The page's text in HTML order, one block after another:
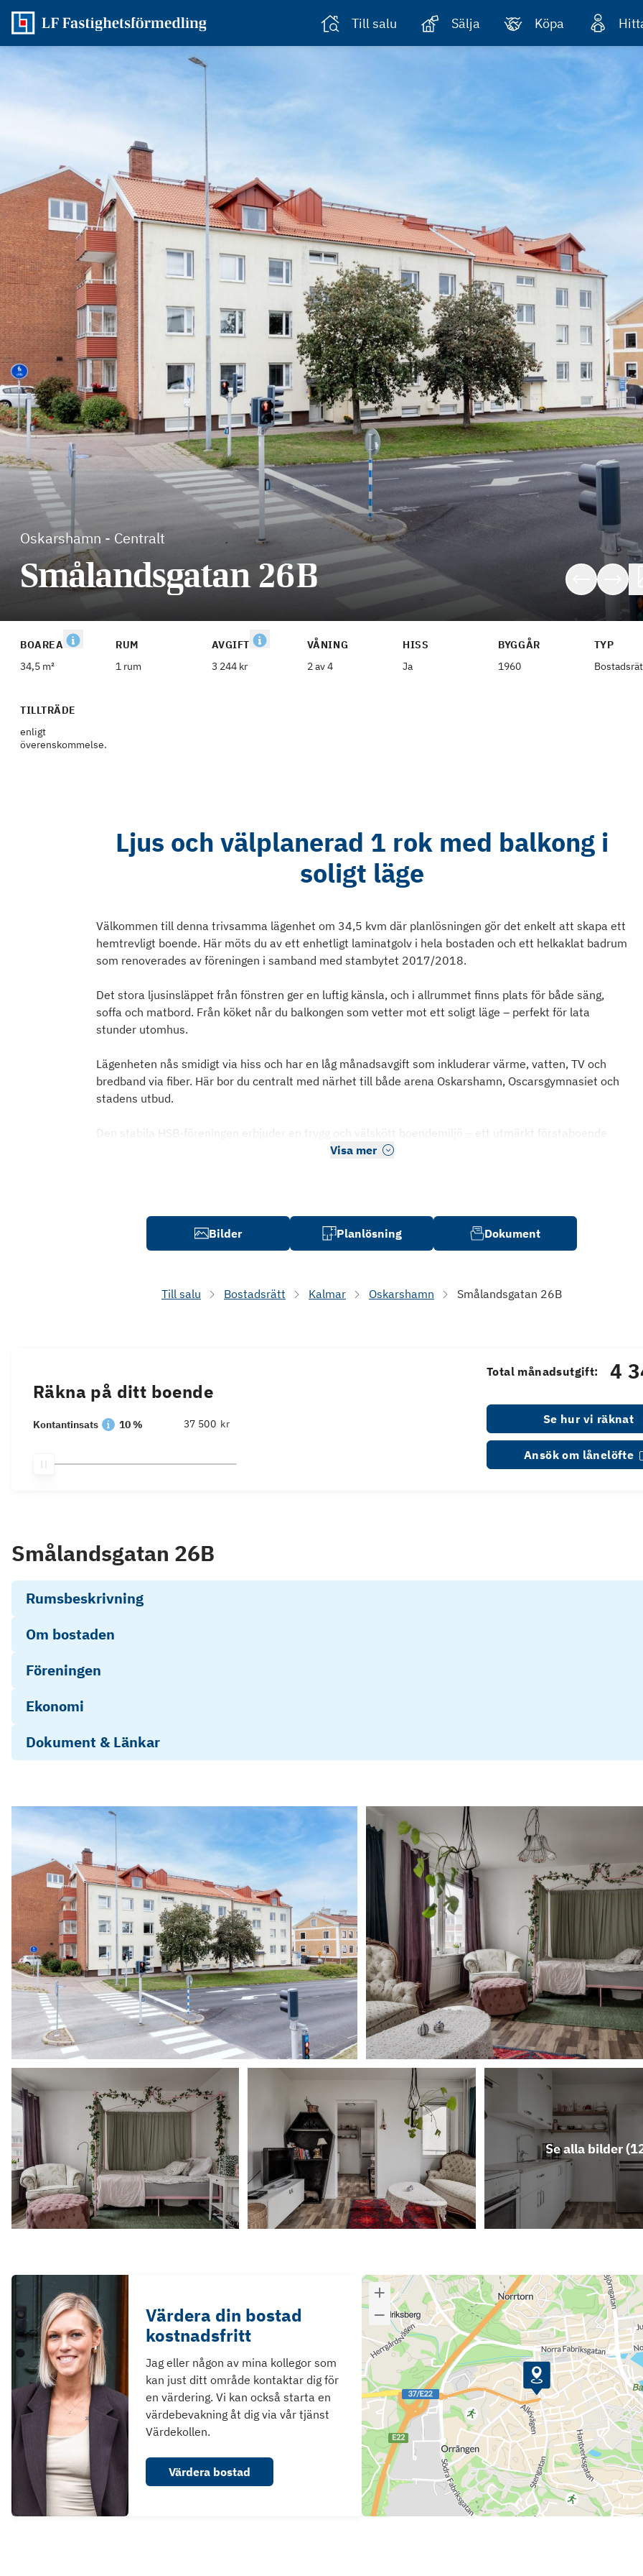
Till salu Sälja Köpa
Oskarshamn - Centralt
Smålandsgatan 26B
BOAREA
34,5 m²
RUM
1 rum
AVGIFT
3 244 kr
VÅNING
2 av 4
HISS
Ja
BYGGÅR
1960
TYP
TILLTRÄDE
enligt
överenskommelse.
Ljus och välplanerad 1 rok med balkong i
soligt läge
Välkommen till denna trivsamma lägenhet om 34,5 kvm där planlösningen gör det enkelt att skapa ett
hemtrevligt boende. Här möts du av ett enhetligt laminatgolv i hela bostaden och ett helkaklat badrum
som renoverades av föreningen i samband med stambytet 2017/2018.
Det stora ljusinsläppet från fönstren ger en luftig känsla, och i allrummet finns plats för både säng,
soffa och matbord. Från köket når du balkongen som vetter mot ett soligt läge – perfekt för lata
stunder utomhus.
Lägenheten nås smidigt via hiss och har en låg månadsavgift som inkluderar värme, vatten, TV och
bredband via fiber. Här bor du centralt med närhet till både arena Oskarshamn, Oscarsgymnasiet och
stadens utbud.
Den stabila HSB-föreningen erbjuder en trygg och välskött boendemiljö – ett utmärkt förstaboende
Visa mer
Bilder Planlösning Dokument
Till salu Bostadsrätt Kalmar Oskarshamn Smålandsgatan 26B
Räkna på ditt boende
Kontantinsats 10 % kr
Total månadsutgift: 4
Se hur vi räknat
Ansök om lånelöfte
Smålandsgatan 26B
Rumsbeskrivning
Om bostaden
Föreningen
Ekonomi
Dokument & Länkar
Årsredovisning-HSB Brf Lotseken i Oskars
Objektsbeskrivning
Se alla bilder (
Värdera din bostad
kostnadsfritt
Jag eller någon av mina kollegor som
kan just ditt område kontaktar dig för
en värdering. Vi kan också starta en
värdebevakning åt dig via vår tjänst
Värdekollen.
Värdera bostad